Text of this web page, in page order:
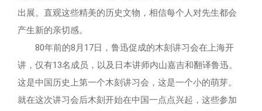
出展。直观这些精美的历史文物，相信每个人对先生都会
产生新的亲切感。
80年前的8月17日，鲁迅促成的木刻讲习会在上海开
讲，仅有13名成员，以及日本讲师内山嘉吉和翻译鲁迅。
这是中国历史上第一个木刻讲习会，这是一个小的萌芽。
就在这次讲习会后木刻开始在中国一点点兴起，这些参加